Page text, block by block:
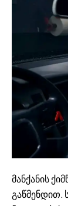
მანქანის
გაწმენდით.